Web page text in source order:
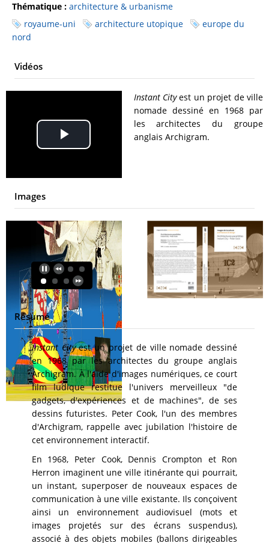
Thématique : architecture & urbanisme
royaume-uni
architecture utopique
europe du
nord
Vidéos
Play
Video
Instant Cityest un projet de ville
nomade dessiné en 1968 par
les architectes du groupe
anglais Archigram.
Images
Résumé
Instant Cityest un projet de ville nomade dessiné
en 1968 par les architectes du groupe anglais
Archigram. À l'aide d'images numériques, ce court
film ludique restitue l'univers merveilleux "de
gadgets, d'expériences et de machines", de ses
dessins futuristes. Peter Cook, l'un des membres
d'Archigram, rappelle avec jubilation l'histoire de
cet environnement interactif.
En 1968, Peter Cook, Dennis Crompton et Ron
Herron imaginent une ville itinérante qui pourrait,
un instant, superposer de nouveaux espaces de
communication à une ville existante. Ils conçoivent
ainsi un environnement audiovisuel (mots et
images projetés sur des écrans suspendus),
associé à des objets mobiles (ballons dirigeables